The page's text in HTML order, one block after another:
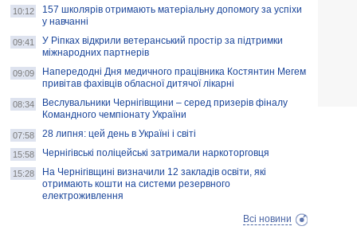
10:12
157 школярів отримають матеріальну допомогу за успіхи
у навчанні
09:41
У Ріпках відкрили ветеранський простір за підтримки
міжнародних партнерів
09:09
Напередодні Дня медичного працівника Костянтин Мегем
привітав фахівців обласної дитячої лікарні
08:34
Веслувальники Чернігівщини – серед призерів фіналу
Командного чемпіонату України
07:58 28 липня: цей день в Україні і світі
15:58 Чернігівські поліцейські затримали наркоторговця
15:28
На Чернігівщині визначили 12 закладів освіти, які
отримають кошти на системи резервного
електроживлення
Всі новини